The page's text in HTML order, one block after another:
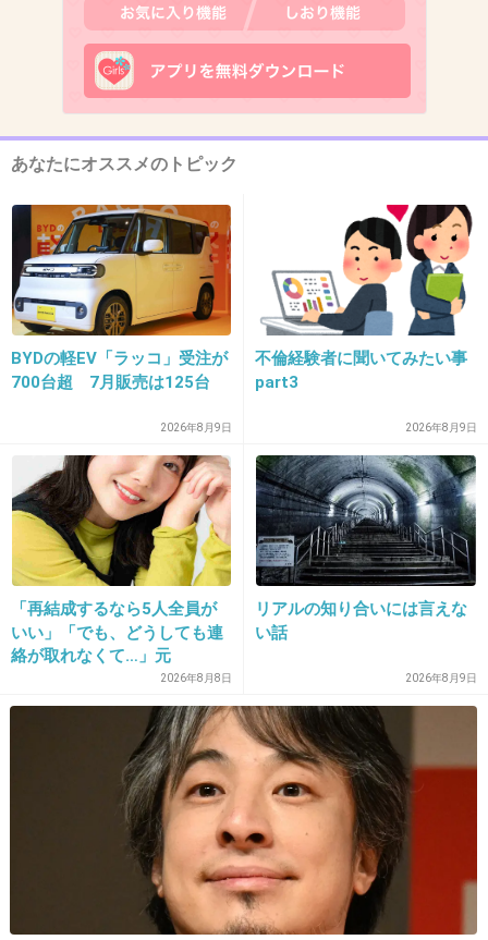
フランフラン
+57
12. 匿名 2013/08/01(木) 23:25:30
-5
13. 匿名2013/08/01(木) 23:25:39
100均意外と可愛いですよ♪
14. 匿名 2013/08/01(木) 23:25:50
無印良品の食器は、決して安い！とは言えない
けど、でも高すぎなく、オシャレで、好きです
ね(^_^)
2013/08/01(木) 23:26:18
100均意外と可愛いですよ(pﾟ∀ﾟq)
+43
あなたにオススメのトピック
BYDの軽EV「ラッコ」受注が
700台超 7月販売は125台
2026年8月9日
不倫経験者に聞いてみたい事
part3
2026年8月9日
「再結成するなら5人全員が
いい」「でも、どうしても連
絡が取れなくて…」元
ZONE・MIZUHO（38）が明
かす「19年ぶりに芸能界復
帰」した本当の理由
2026年8月8日
リアルの知り合いには言えな
い話
2026年8月9日